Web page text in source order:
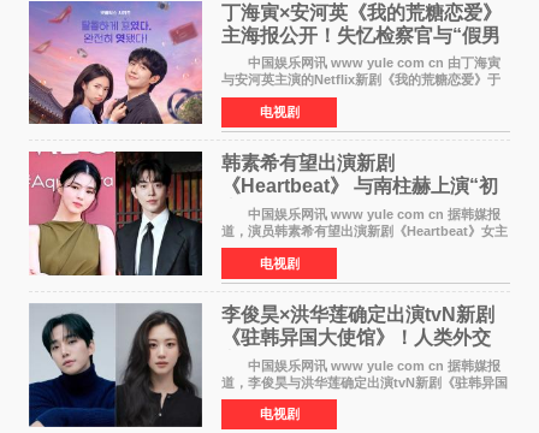
丁海寅×安河英《我的荒糖恋爱》
主海报公开！失忆检察官与“假男
友”同居罗曼史来
中国娱乐网讯 www yule com cn 由丁海寅
与安河英主演的Netflix新剧《我的荒糖恋爱》于
近日公开主海报，正式进入开播倒计时。 海
报中，两人并肩站在充满怀旧气息的九津麦芽村
街道上，丁
电视剧
韩素希有望出演新剧
《Heartbeat》 与南柱赫上演“初
恋归来”奇幻罗曼史
中国娱乐网讯 www yule com cn 据韩媒报
道，演员韩素希有望出演新剧《Heartbeat》女主
角，与南柱赫合作，引发高度关注。 韩素希
在剧中饰演能够看到过去的女人洪莎朗一角，因
初恋的意外
电视剧
李俊昊×洪华莲确定出演tvN新剧
《驻韩异国大使馆》！人类外交
官与“龙”大使的奇幻
中国娱乐网讯 www yule com cn 据韩媒报
道，李俊昊与洪华莲确定出演tvN新剧《驻韩异国
大使馆》，分别担任男女主角，引发期待。
该剧讲述了一位因管理驻韩异国大使馆（负责管
电视剧